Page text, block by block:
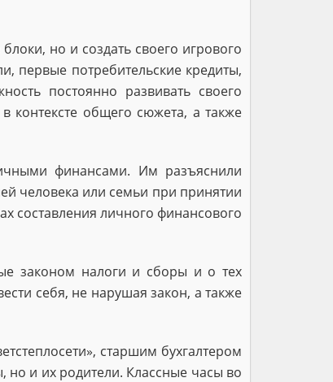
но и создать своего игрового
первые потребительские кредиты,
постоянно развивать своего
контексте общего сюжета, а также
финансами. Им разъяснили
человека или семьи при принятии
составления личного финансового
законом налоги и сборы и о тех
себя, не нарушая закон, а также
старшим бухгалтером
но и их родители. Классные часы во